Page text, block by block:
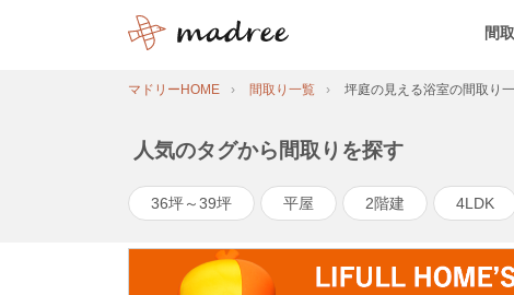
間
マドリーHOME 間取り一覧 坪庭の見える浴室の間取り
人気のタグから間取りを探す
36坪～39坪 平屋 2階建 4LDK